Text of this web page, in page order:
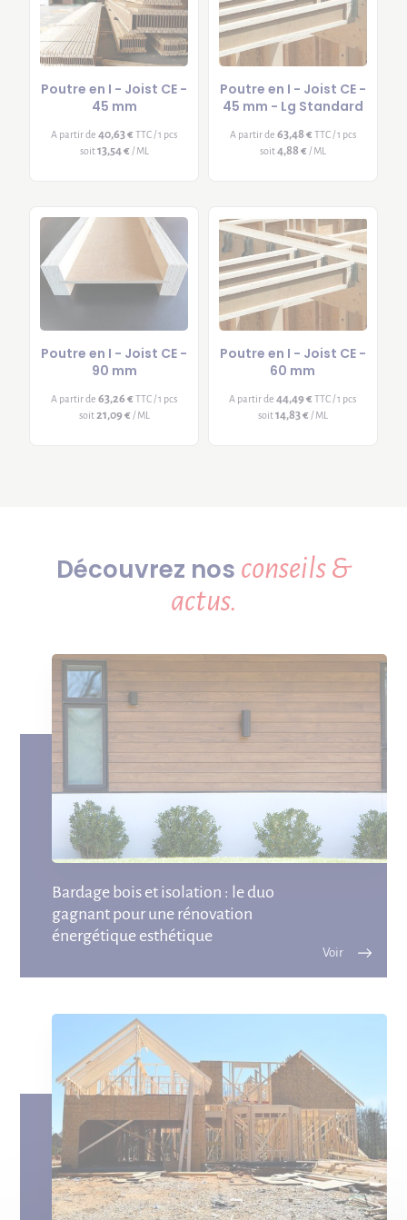
Poutre en I - Joist CE -
45 mm
A partir de40,63 € TTC / 1 pcs
soit13,54 € / ML
Poutre en I - Joist CE -
45 mm - Lg Standard
A partir de 63,48 € TTC / 1 pcs
soit4,88 € / ML
Poutre en I - Joist CE -
90 mm
A partir de63,26 € TTC / 1 pcs
soit21,09 € / ML
Poutre en I - Joist CE -
60 mm
A partir de44,49 € TTC / 1 pcs
soit14,83 € / ML
Découvrez nos conseils &
actus.
Bardage bois et isolation : le duo
gagnant pour une rénovation
énergétique esthétique